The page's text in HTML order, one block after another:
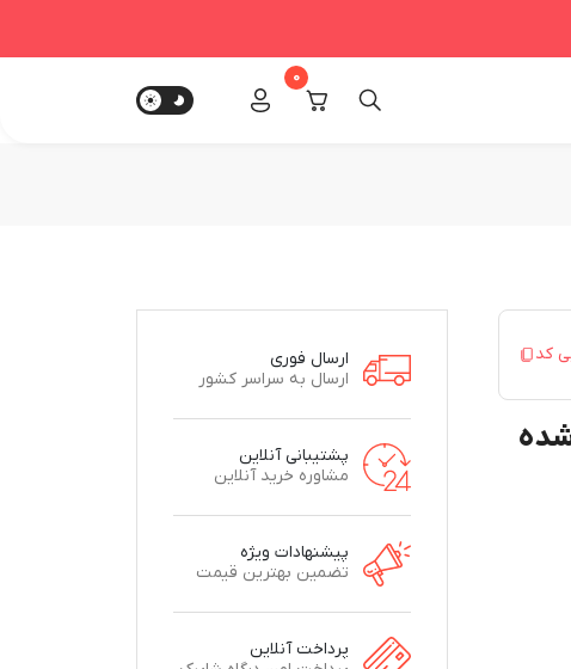
0
کد
ارسال فوری
ارسال به سراسر کشور
پشتیبانی آنلاین
مشاوره خرید آنلاین
پیشنهادات ویژه
تضمین بهترین قیمت
پرداخت آنلاین